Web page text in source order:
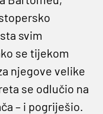
svim
se tijekom
njegove velike
se odlučio na
– i pogriješio.